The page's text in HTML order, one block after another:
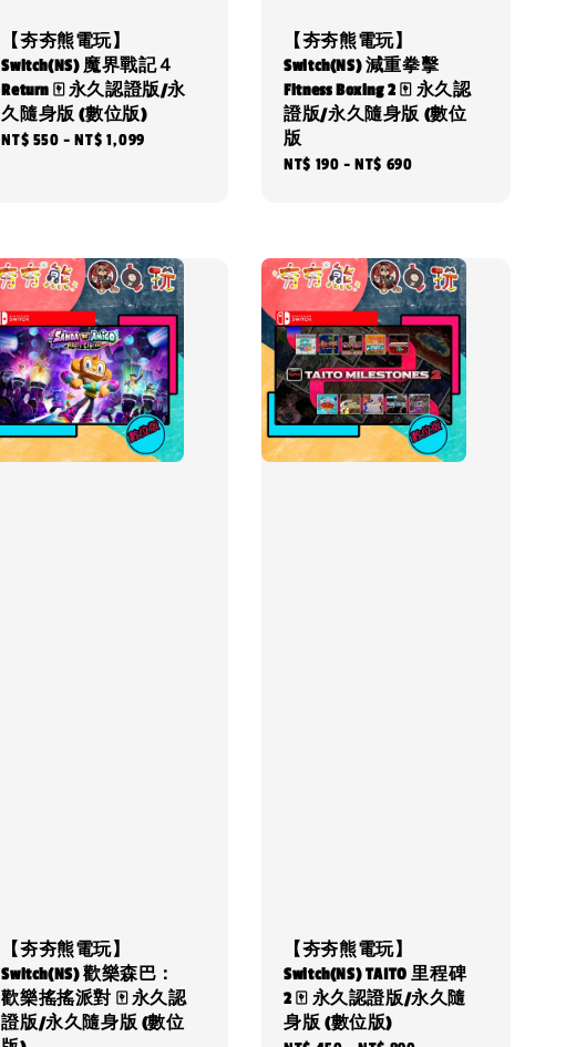
【夯夯熊電玩】
Switch(NS) 魔界戰記４
Return 🀄 永久認證版/永
久隨身版 (數位版)
Regular
NT$ 550 -NT$ 1,099
【夯夯熊電玩】
Switch(NS) 減重拳擊
Fitness Boxing 2 🀄 永久認
證版/永久隨身版 (數位
版
Regular
NT$ 190 -NT$ 690
【夯夯熊電玩】
Switch(NS) 歡樂森巴：
歡樂搖搖派對 🀄 永久認
證版/永久隨身版 (數位
【夯夯熊電玩】
Switch(NS) TAITO 里程碑
2 🀄 永久認證版/永久隨
身版 (數位版)